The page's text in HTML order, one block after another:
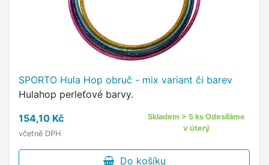
SPORTO Hula Hop obruč - mix variant či barev
Hulahop perleťové barvy.
154,10 Kč
včetně DPH
Skladem > 5 ks Odesíláme
v úterý
Do košíku